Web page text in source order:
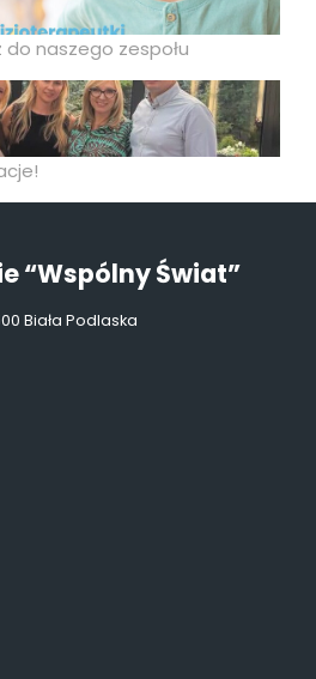
do naszego zespołu
“Wspólny Świat”
Biała Podlaska